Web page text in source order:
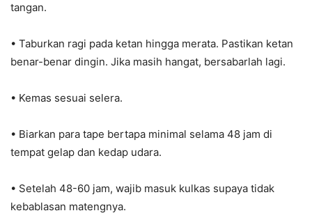
tangan.
• Taburkan ragi pada ketan hingga merata. Pastikan ketan
benar-benar dingin. Jika masih hangat, bersabarlah lagi.
• Kemas sesuai selera.
• Biarkan para tape bertapa minimal selama 48 jam di
tempat gelap dan kedap udara.
• Setelah 48-60 jam, wajib masuk kulkas supaya tidak
kebablasan matengnya.